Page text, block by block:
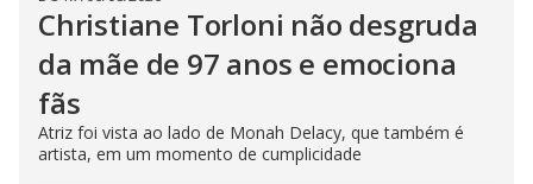
Christiane Torloni não desgruda
da mãe de 97 anos e emociona
fãs
Atriz foi vista ao lado de Monah Delacy, que também é
artista, em um momento de cumplicidade